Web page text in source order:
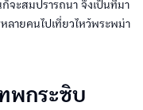
จะสมปรารถนา จึงเป็นที่มา
ลายคนไปเที่ยวไหว้พระพม่า
พกระซิบ